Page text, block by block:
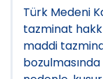
Türk Medeni
tazminat
maddi
bozulmasında